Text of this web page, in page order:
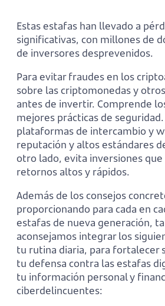
Estas estafas han llevado a
significativas, con millones de
de inversores desprevenidos​​.
Para evitar fraudes en los
sobre las criptomonedas y
antes de invertir. Comprende
mejores prácticas de
plataformas de intercambio y
reputación y altos estándares
otro lado, evita inversiones
retornos altos y rápidos.
Además de los consejos
proporcionando para cada en
estafas de nueva generación,
aconsejamos integrar los
tu rutina diaria, para fortalecer
tu defensa contra las estafas
tu información personal y
ciberdelincuentes: